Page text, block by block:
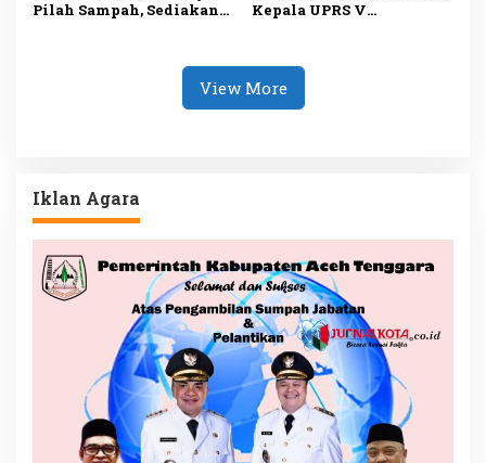
Pilah Sampah, Sediakan
Kepala UPRS V
Daan Mogot
View More
Iklan Agara